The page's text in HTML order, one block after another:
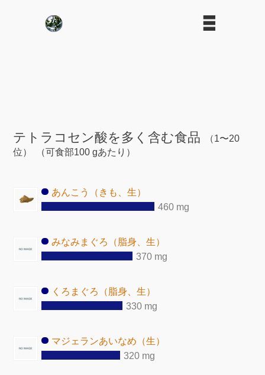
テトラコセン酸を多く含む食品
（1〜20
位）
（可食部100 gあたり）
あんこう（きも、生）
460 mg
みなみまぐろ（脂身、生）
370 mg
くろまぐろ（脂身、生）
330 mg
マジェランあいなめ（生）
320 mg